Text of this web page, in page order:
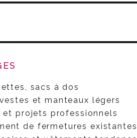
sacs à dos
et manteaux légers
et projets professionnels
de fermetures existantes